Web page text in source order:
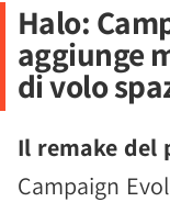
Halo:
aggiunge
di volo
Il remake del
Campaign